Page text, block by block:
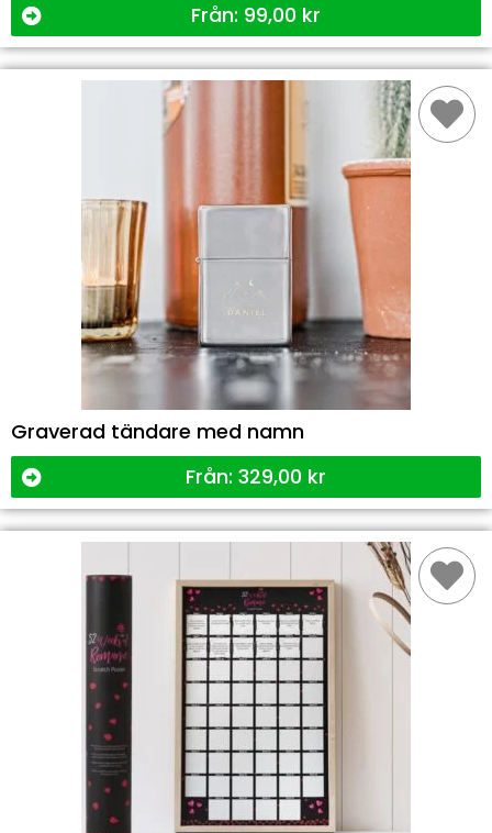
Från: 99,00 kr
Graverad tändare med namn
Från: 329,00 kr